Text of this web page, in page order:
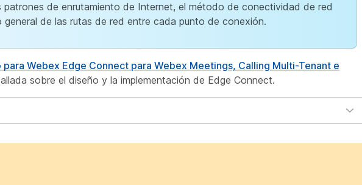
de enrutamiento de Internet, el método de conectividad de red
de las rutas de red entre cada punto de conexión.
Webex Edge Connect para Webex Meetings, Calling Multi-Tenant e
sobre el diseño y la implementación de Edge Connect.